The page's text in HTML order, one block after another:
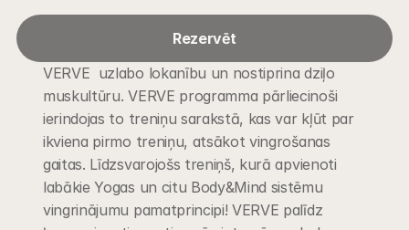
Rezervēt
VERVE  uzlabo lokanību un nostiprina dziļo
muskultūru. VERVE programma pārliecinoši
ierindojas to treniņu sarakstā, kas var kļūt par
ikviena pirmo treniņu, atsākot vingrošanas
gaitas. Līdzsvarojošs treniņš, kurā apvienoti
labākie Yogas un citu Body&Mind sistēmu
vingrinājumu pamatprincipi! VERVE palīdz